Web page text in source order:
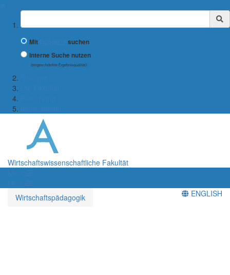
Suchbegriff
Mit
suchen
Interne Suche nutzen
(eingeschränkte Ergebnisqualität)
Wirtschaftswissenschaftliche Fakultät
Wirtschaftspädagogik
ENGLISH